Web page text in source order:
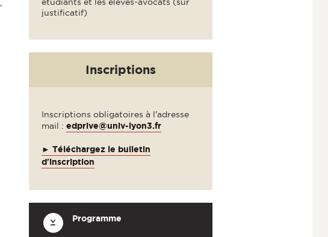
justificatif)
Inscriptions
Inscriptions obligatoires à l'adresse
mail : edprive@univ-lyon3.fr
► Téléchargez le bulletin
d'inscription
Programme